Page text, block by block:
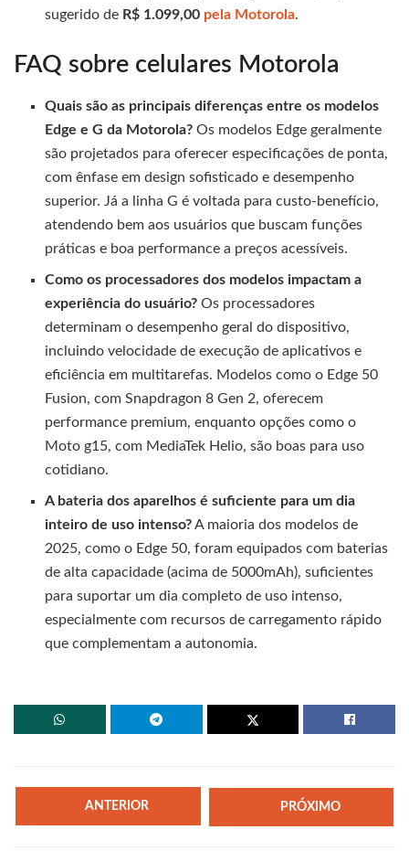
sugerido de R$ 1.099,00 pela Motorola.
FAQ sobre celulares Motorola
Quais são as principais diferenças entre os modelos
Edge e G da Motorola? Os modelos Edge geralmente
são projetados para oferecer especificações de ponta,
com ênfase em design sofisticado e desempenho
superior. Já a linha G é voltada para custo-benefício,
atendendo bem aos usuários que buscam funções
práticas e boa performance a preços acessíveis.
Como os processadores dos modelos impactam a
experiência do usuário? Os processadores
determinam o desempenho geral do dispositivo,
incluindo velocidade de execução de aplicativos e
eficiência em multitarefas. Modelos como o Edge 50
Fusion, com Snapdragon 8 Gen 2, oferecem
performance premium, enquanto opções como o
Moto g15, com MediaTek Helio, são boas para uso
cotidiano.
A bateria dos aparelhos é suficiente para um dia
inteiro de uso intenso?A maioria dos modelos de
2025, como o Edge 50, foram equipados com baterias
de alta capacidade (acima de 5000mAh), suficientes
para suportar um dia completo de uso intenso,
especialmente com recursos de carregamento rápido
que complementam a autonomia.
ANTERIOR PRÓXIMO